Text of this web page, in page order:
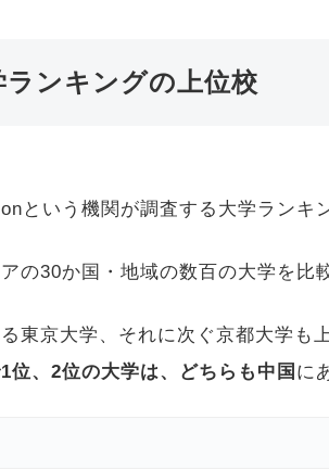
ンキングの上位校
という機関が調査する大学ランキ
の30か国・地域の数百の大学を比
東京大学、それに次ぐ京都大学も
位、2位の大学は、どちらも中国 に